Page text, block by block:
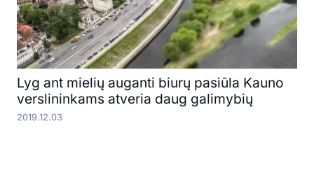
Lyg ant mielių auganti biurų pasiūla Kauno
verslininkams atveria daug galimybių
2019.12.03